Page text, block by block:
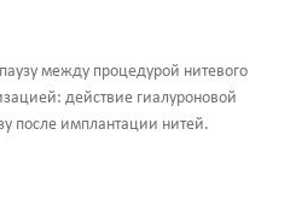
между процедурой нитевого
действие гиалуроновой
после имплантации нитей.